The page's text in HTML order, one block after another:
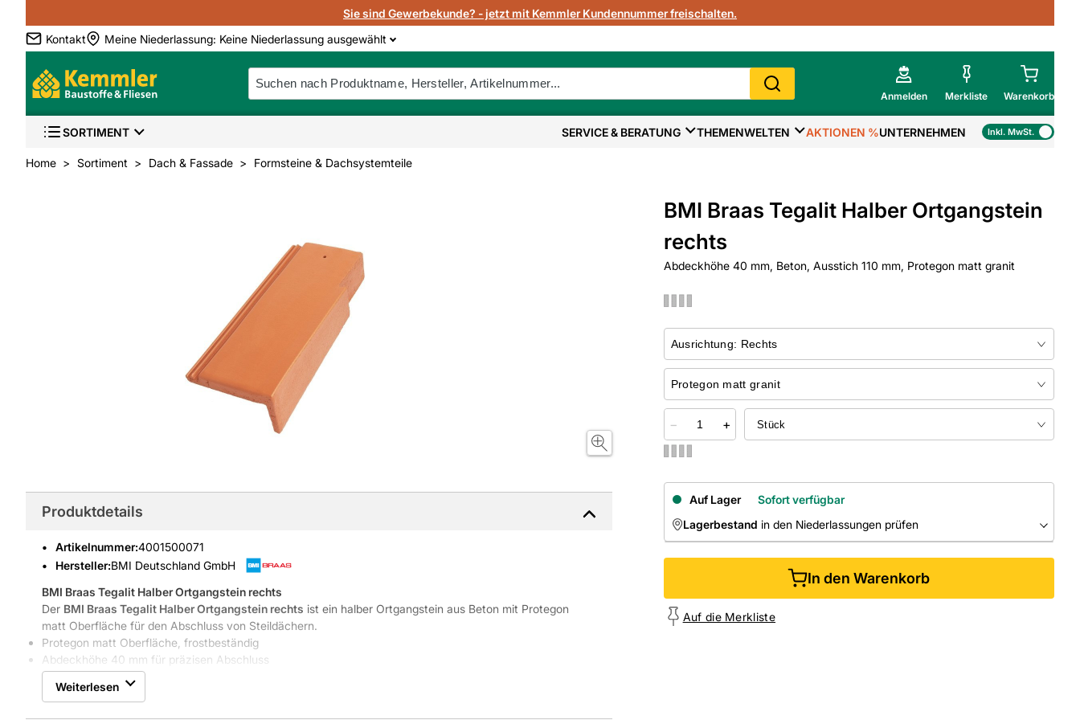
Sie sind Gewerbekunde? - jetzt mit Kemmler Kundennummer freischalten.
Kontakt
Meine Niederlassung: Keine Niederlassung ausgewählt
Anmelden Merkliste Warenkorb
Mein Warenkorb
SORTIMENT SERVICE & BERATUNG THEMENWELTEN AKTIONEN %UNTERNEHMEN Inkl. MwSt.
Home Sortiment Dach & Fassade Formsteine & Dachsystemteile
BMI Braas Tegalit Halber Ortgangstein
rechts
Abdeckhöhe 40 mm, Beton, Ausstich 110 mm, Protegon matt granit
− +
Auf Lager
Sofort verfügbar
Lagerbestand in den Niederlassungen prüfen
NIEDERLASSUNGEN
In den Warenkorb
Auf die Merkliste
Produktdetails
Artikelnummer:4001500071
Hersteller:BMI Deutschland GmbH
BMI Braas Tegalit Halber Ortgangstein rechts
Der BMI Braas Tegalit Halber Ortgangstein rechts ist ein halber Ortgangstein aus Beton mit Protegon
matt Oberfläche für den Abschluss von Steildächern.
Protegon matt Oberfläche, frostbeständig
Abdeckhöhe 40 mm für präzisen Abschluss
Passend für Tegalit m Form Dacheindeckungen
Ausrichtung rechts für einfache Montage
Weiterlesen